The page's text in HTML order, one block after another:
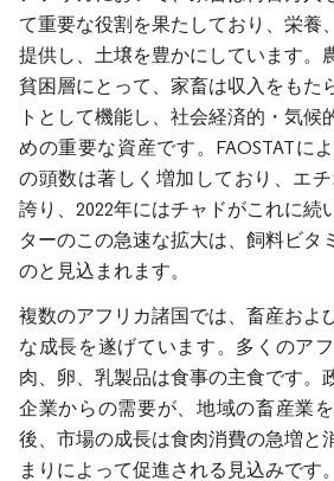
て重要な役割を果たしており、栄養
提供し、土壌を豊かにしています。
貧困層にとって、家畜は収入をもた
トとして機能し、社会経済的・気候
めの重要な資産です。FAOSTATに
の頭数は著しく増加しており、エ
誇り、2022年にはチャドがこれに続
ターのこの急速な拡大は、飼料ビタ
のと見込まれます。
複数のアフリカ諸国では、畜産およ
な成長を遂げています。多くのア
肉、卵、乳製品は食事の主食です。
企業からの需要が、地域の畜産業
後、市場の成長は食肉消費の急増と
まりによって促進される見込みです。